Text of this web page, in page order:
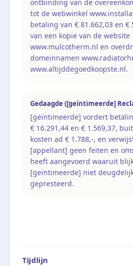
ontbinding van de
tot de webwinkel
betaling van € 81.662,03 en €
van een kopie van de website
www.mulcotherm.nl en
domeinnamen
www.altijddegoedkoopste.nl.
Gedaagde ([geïntimeerde]
[geïntimeerde] vordert
€ 16.291,44 en € 1.569,37,
kosten ad € 1.788,-, en
[appellant] geen feiten en
heeft aangevoerd waaruit
[geïntimeerde] niet
gepresteerd.
Tijdlijn